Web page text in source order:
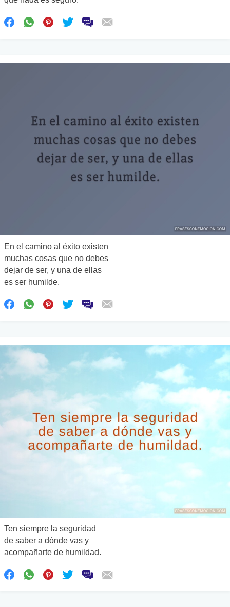
En el camino al éxito existen
muchas cosas que no debes
dejar de ser, y una de ellas
es ser humilde.
Ten siempre la seguridad
de saber a dónde vas y
acompañarte de humildad.